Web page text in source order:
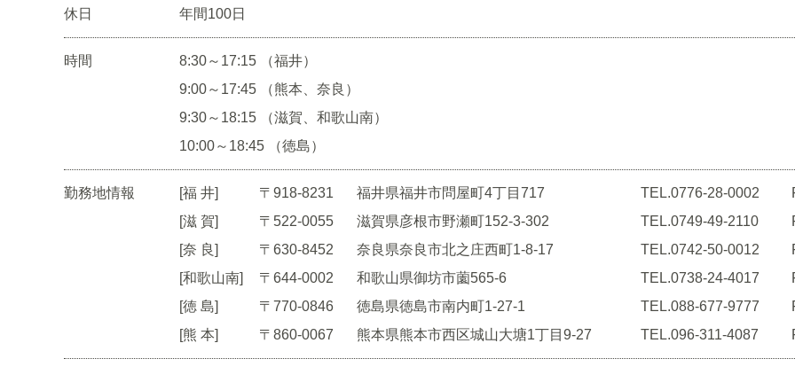
休日 年間100日
時間
8:30～17:15 （福井）
9:00～17:45 （熊本、奈良）
9:30～18:15 （滋賀、和歌山南）
10:00～18:45 （徳島）
勤務地情報 [福 井] 〒918-8231 福井県福井市問屋町4丁目717 TEL.0776-28-0002
[滋 賀]
〒522-0055 滋賀県彦根市野瀬町152-3-302 TEL.0749-49-2110
[奈 良]
〒630-8452 奈良県奈良市北之庄西町1-8-17 TEL.0742-50-0012
[和歌山南]
〒644-0002 和歌山県御坊市薗565-6 TEL.0738-24-4017
[徳 島]
〒770-0846 徳島県徳島市南内町1-27-1 TEL.088-677-9777
[熊 本]
〒860-0067 熊本県熊本市西区城山大塘1丁目9-27 TEL.096-311-4087